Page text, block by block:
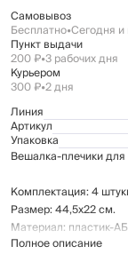
Самовывоз
Бесплатно•Сегодня
Пункт выдачи
200 ₽•3 рабочих дня
Курьером
300 ₽•2 дня
Линия
Артикул
Упаковка
Вешалка-плечики
Комплектация: 4
Размер: 44,5х22 см.
Материал: пластик-
Полное описание